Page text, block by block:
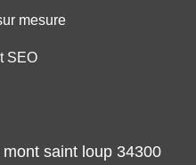
mesure
SEO
saint loup 34300